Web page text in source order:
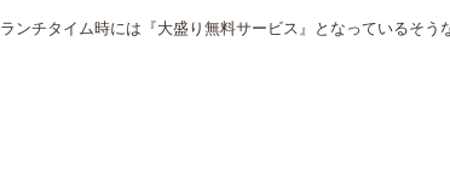
ランチタイム時には『大盛り無料サービス』となっているそう